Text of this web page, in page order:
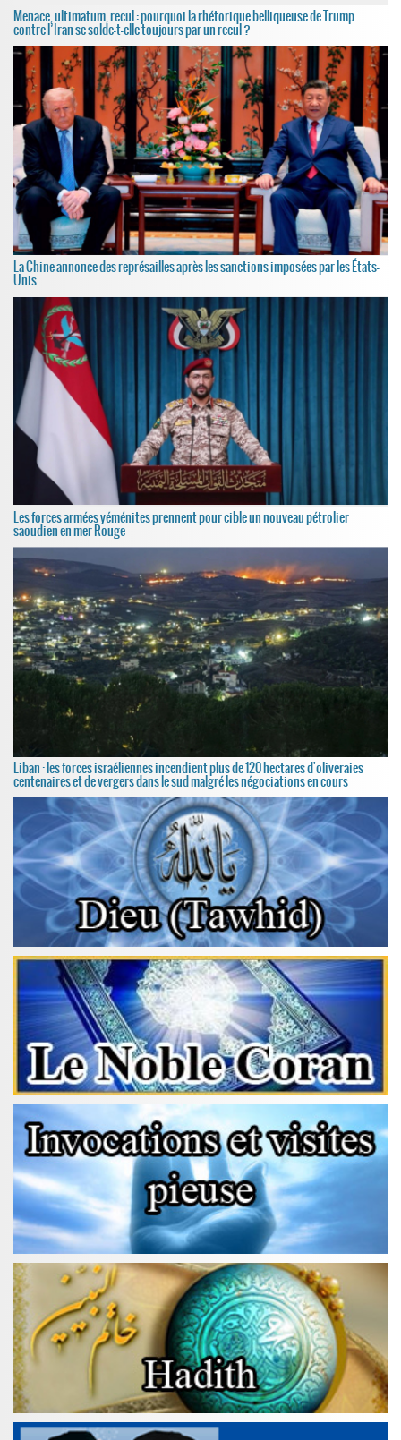
Menace, ultimatum, recul : pourquoi la rhétorique belliqueuse de Trump
contre l’Iran se solde-t-elle toujours par un recul ?
La Chine annonce des représailles après les sanctions imposées par les États-
Unis
Les forces armées yéménites prennent pour cible un nouveau pétrolier
saoudien en mer Rouge
Liban : les forces israéliennes incendient plus de 120 hectares d'oliveraies
centenaires et de vergers dans le sud malgré les négociations en cours